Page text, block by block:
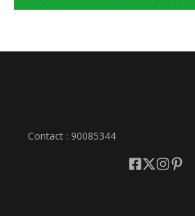
Contact : 90085344